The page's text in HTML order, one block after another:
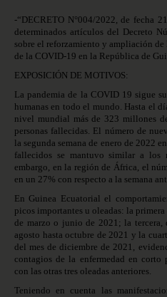
-“DECRETO N°004/2022, de fecha
determinados artículos del Decreto
sobre el reforzamiento y ampliación
de la COVID-19 en la República de
EXPOSICIÓN DE MOTIVOS:
La pandemia de la COVID 19 sigue
humanas en todo el mundo. Hasta el
nivel mundial más de 323 millones
personas fallecidas. El número de
la segunda semana de enero de 2022
fallecidos se mantuvo similar a los
embargo, en la región de África, el
en un 27% con respecto a la semana
En Guinea Ecuatorial el
picos importantes u oleadas: la
de marzo o junio de 2021; la tercera,
agosto hasta octubre de 2021 y la
del mes de diciembre de 2021,
contagios de la enfermedad en
con las otras tres oleadas anteriores.
Teniendo en cuenta las